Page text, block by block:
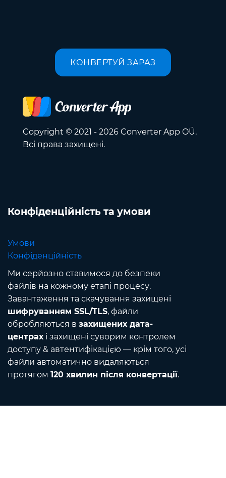
КОНВЕРТУЙ ЗАРАЗ
Copyright © 2021 - 2026 Converter App OÜ.
Всі права захищені.
Конфіденційність та умови
Умови
Конфіденційність
Ми серйозно ставимося до безпеки
файлів на кожному етапі процесу.
Завантаження та скачування захищені
шифруванням SSL/TLS, файли
обробляються в захищених дата-
центрахі захищені суворим контролем
доступу & автентифікацією — крім того, усі
файли автоматично видаляються
протягом 120 хвилин після конвертації.